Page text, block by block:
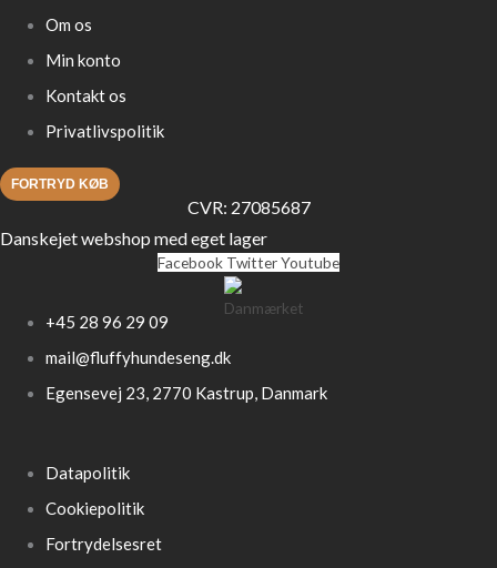
Om os
Min konto
Kontakt os
Privatlivspolitik
FORTRYD KØB
CVR: 27085687
Danskejet webshop med eget lager
Facebook TwitterYoutube
+45 28 96 29 09
mail@fluffyhundeseng.dk
Egensevej 23, 2770 Kastrup, Danmark
Datapolitik
Cookiepolitik
Fortrydelsesret